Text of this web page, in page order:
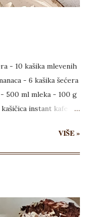
- 10 kašika mlevenih
- 6 kašika šećera
500 ml mleka - 100 g
instant kafe Za
brašna i
za pečenje,
na šporet da se
VIŠE »